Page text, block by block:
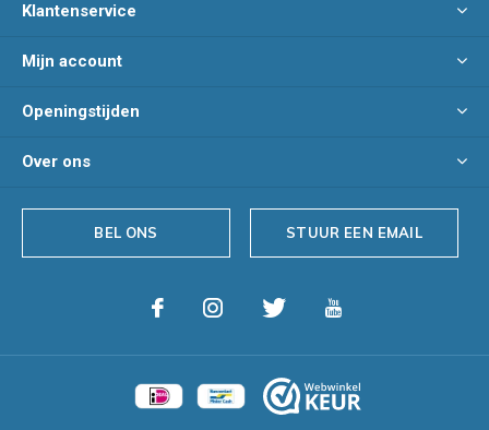
Klantenservice
Mijn account
Openingstijden
Over ons
BEL ONS STUUR EEN EMAIL